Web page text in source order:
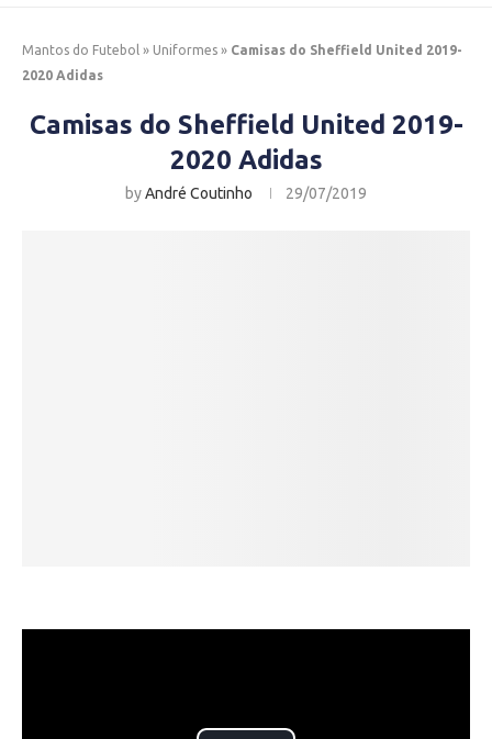
Mantos do Futebol » Uniformes » Camisas do Sheffield United 2019-
2020 Adidas
Camisas do Sheffield United 2019-
2020 Adidas
byAndré Coutinho 29/07/2019